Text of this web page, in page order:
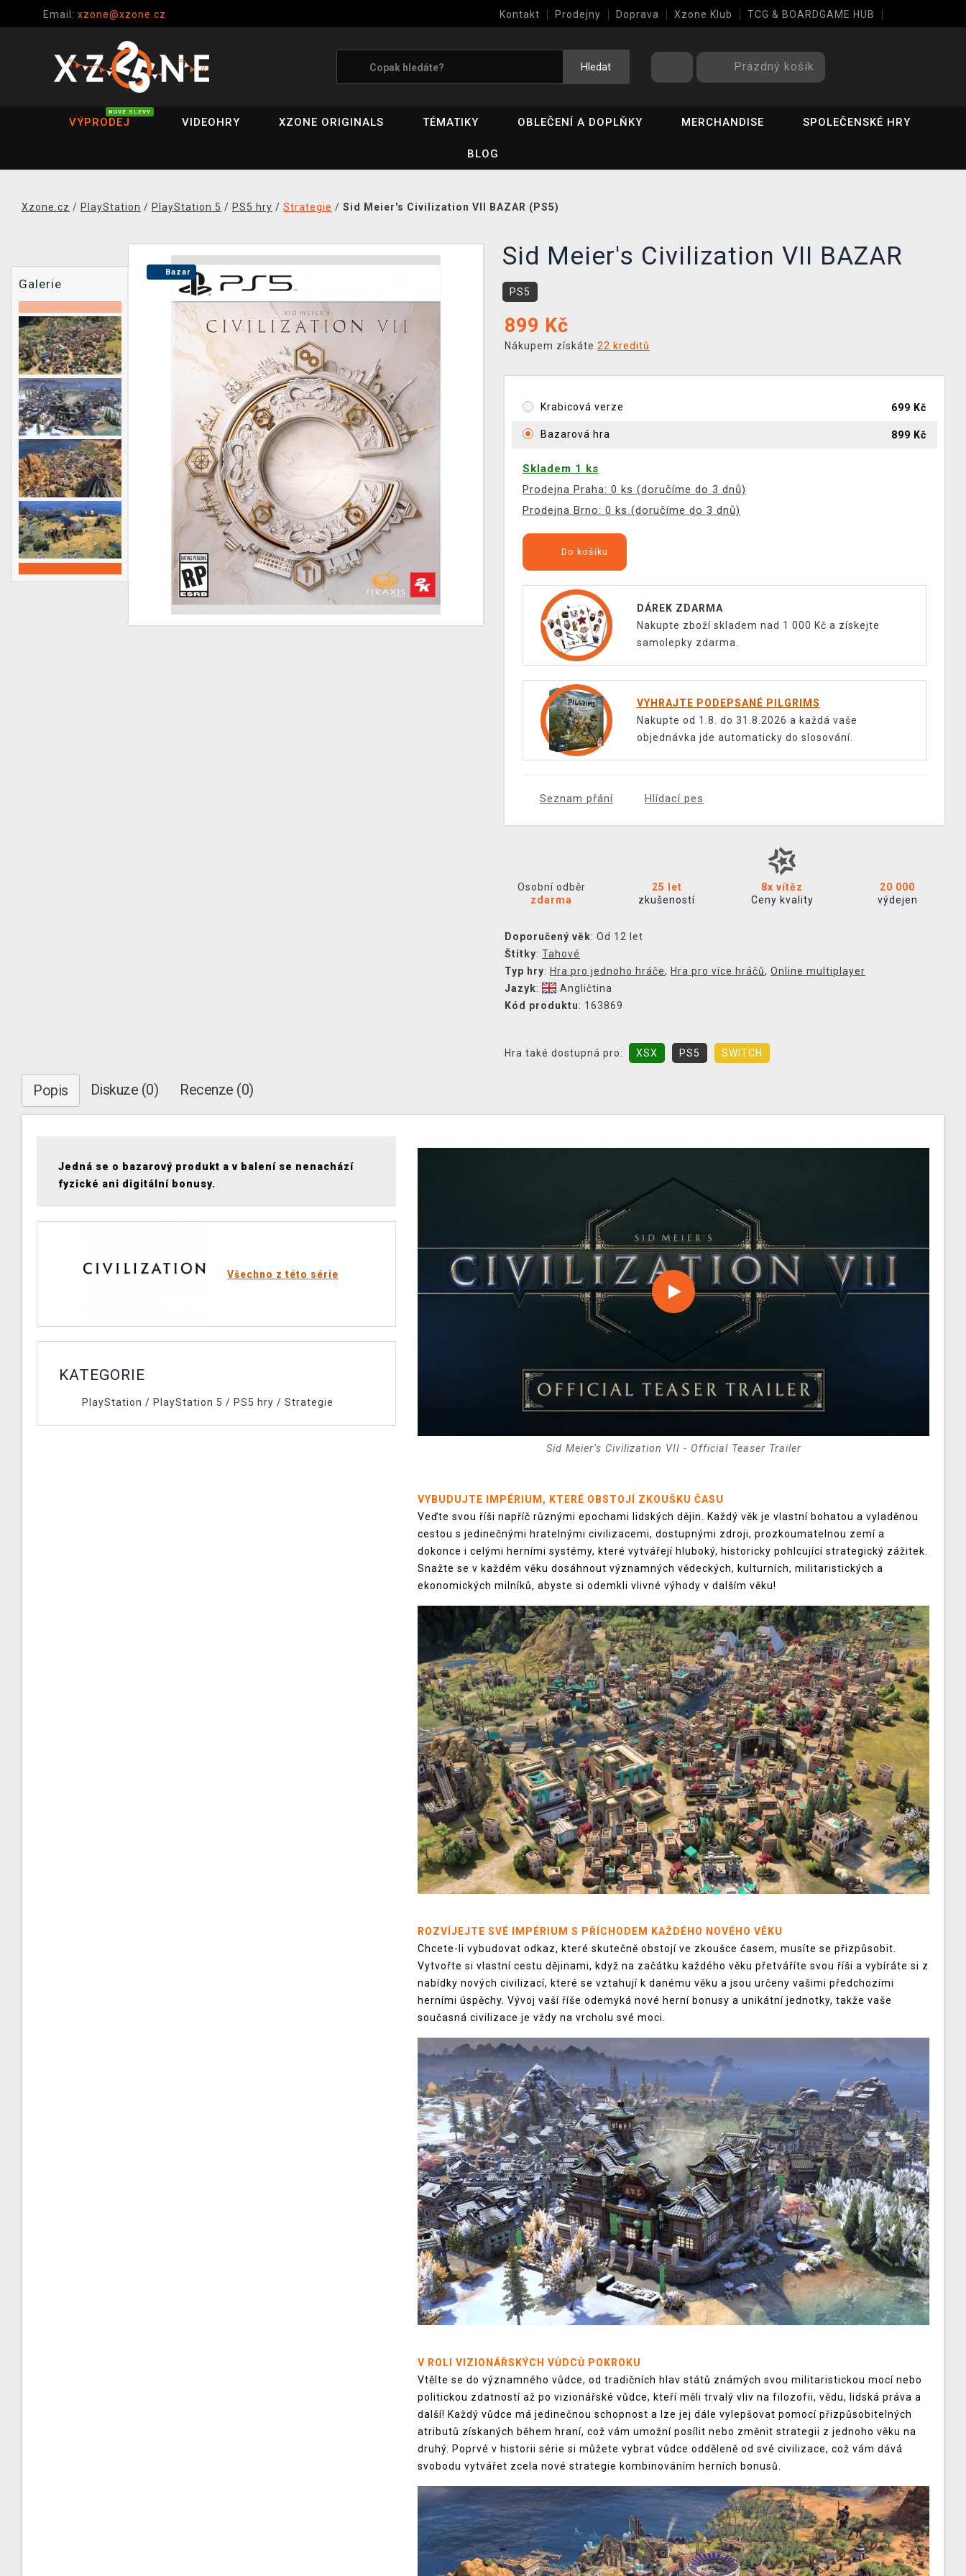
Email: xzone@xzone.cz Kontakt Prodejny Doprava Xzone Klub TCG & BOARDGAME HUB
Hledat Prázdný košík
VÝPRODEJ
NOVÉ SLEVY
VIDEOHRY XZONE ORIGINALS TÉMATIKY OBLEČENÍ A DOPLŇKY MERCHANDISE SPOLEČENSKÉ HRY
BLOG
Xzone.cz / PlayStation / PlayStation 5 / PS5 hry / Strategie / Sid Meier's Civilization VII BAZAR (PS5)
Galerie
Bazar
Sid Meier's Civilization VII BAZAR
PS5
899 Kč
Nákupem získáte 22 kreditů
Krabicová verze 699 Kč
Bazarová hra 899 Kč
Skladem 1 ks
Prodejna Praha: 0 ks (doručíme do 3 dnů)
Prodejna Brno: 0 ks (doručíme do 3 dnů)
Do košíku
DÁREK ZDARMA
Nakupte zboží skladem nad 1 000 Kč a získejte
samolepky zdarma.
VYHRAJTE PODEPSANÉ PILGRIMS
Nakupte od 1.8. do 31.8.2026 a každá vaše
objednávka jde automaticky do slosování.
Seznam přání Hlídací pes
Osobní odběr
zdarma
25 let
zkušeností
8x vítěz
Ceny kvality
20 000
výdejen
Doporučený věk: Od 12 let
Štítky: Tahové
Typ hry: Hra pro jednoho hráče, Hra pro více hráčů, Online multiplayer
Jazyk:
Angličtina
Kód produktu: 163869
Hra také dostupná pro: XSX PS5 SWITCH
Popis Diskuze (0) Recenze (0)
Jedná se o bazarový produkt a v balení se nenachází
fyzické ani digitální bonusy.
Všechno z této série
KATEGORIE
PlayStation / PlayStation 5 / PS5 hry / Strategie
Sid Meier’s Civilization VII - Official Teaser Trailer
VYBUDUJTE IMPÉRIUM, KTERÉ OBSTOJÍ ZKOUŠKU ČASU
Veďte svou říši napříč různými epochami lidských dějin. Každý věk je vlastní bohatou a vyladěnou
cestou s jedinečnými hratelnými civilizacemi, dostupnými zdroji, prozkoumatelnou zemí a
dokonce i celými herními systémy, které vytvářejí hluboký, historicky pohlcující strategický zážitek.
Snažte se v každém věku dosáhnout významných vědeckých, kulturních, militaristických a
ekonomických milníků, abyste si odemkli vlivné výhody v dalším věku!
ROZVÍJEJTE SVÉ IMPÉRIUM S PŘÍCHODEM KAŽDÉHO NOVÉHO VĚKU
Chcete-li vybudovat odkaz, které skutečně obstojí ve zkoušce časem, musíte se přizpůsobit.
Vytvořte si vlastní cestu dějinami, když na začátku každého věku přetváříte svou říši a vybíráte si z
nabídky nových civilizací, které se vztahují k danému věku a jsou určeny vašimi předchozími
herními úspěchy. Vývoj vaší říše odemyká nové herní bonusy a unikátní jednotky, takže vaše
současná civilizace je vždy na vrcholu své moci.
V ROLI VIZIONÁŘSKÝCH VŮDCŮ POKROKU
Vtělte se do významného vůdce, od tradičních hlav států známých svou militaristickou mocí nebo
politickou zdatností až po vizionářské vůdce, kteří měli trvalý vliv na filozofii, vědu, lidská práva a
další! Každý vůdce má jedinečnou schopnost a lze jej dále vylepšovat pomocí přizpůsobitelných
atributů získaných během hraní, což vám umožní posílit nebo změnit strategii z jednoho věku na
druhý. Poprvé v historii série si můžete vybrat vůdce odděleně od své civilizace, což vám dává
svobodu vytvářet zcela nové strategie kombinováním herních bonusů.